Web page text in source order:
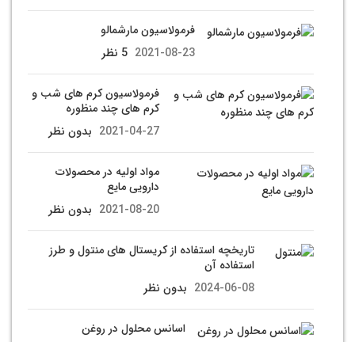
فرمولاسیون مارشمالو
2021-08-23 5 نظر
فرمولاسیون کرم های شب و
کرم های چند منظوره
2021-04-27 بدون نظر
مواد اولیه در محصولات
دارویی مایع
2021-08-20 بدون نظر
تاریخچه استفاده از کریستال های منتول و طرز
استفاده آن
2024-06-08 بدون نظر
اسانس محلول در روغن